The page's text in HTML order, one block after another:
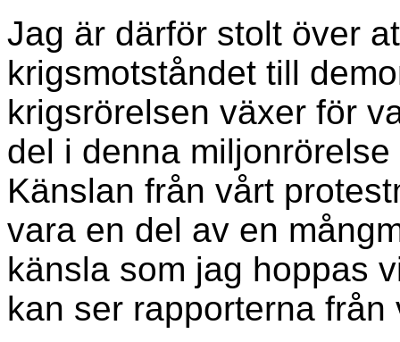
Jag är därför stolt över
krigsmotståndet till
krigsrörelsen växer för
del i denna
Känslan från vårt
vara en del av en
känsla som jag hoppas
kan ser rapporterna